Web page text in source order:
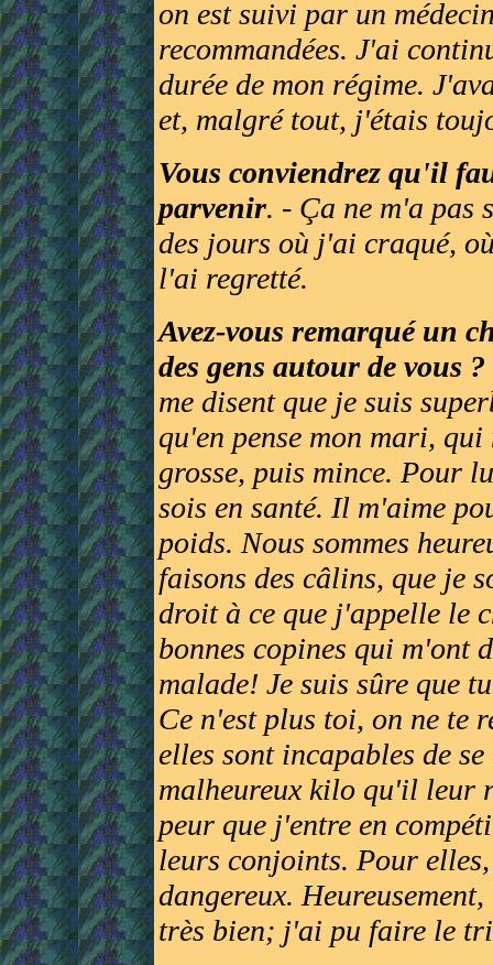
on est suivi par un
recommandées. J'ai
durée de mon régime.
et, malgré tout, j'étais
Vous conviendrez qu'il
parvenir. - Ça ne m'a pas
des jours où j'ai craqué,
l'ai regretté.
Avez-vous remarqué un
des gens autour de vous ?
me disent que je suis
qu'en pense mon mari,
grosse, puis mince. Pour
sois en santé. Il m'aime
poids. Nous sommes
faisons des câlins, que je
droit à ce que j'appelle le
bonnes copines qui
malade! Je suis sûre que
Ce n'est plus toi, on ne te
elles sont incapables de
malheureux kilo qu'il leur
peur que j'entre en
leurs conjoints. Pour
dangereux.
très bien; j'ai pu faire le